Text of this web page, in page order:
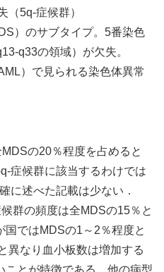
（5q-症候群）
）のサブタイプ。5番染色
q33の領域）が欠失。
）で見られる染色体異常
の20％程度を占めると
症候群に該当するわけでは
に述べた記載は少ない．
群の頻度は全MDSの15％と
ではMDSの1～2％程度と
異なり血小板数は増加する